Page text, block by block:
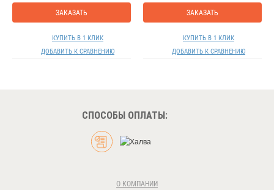
ЗАКАЗАТЬ
КУПИТЬ В 1 КЛИК
ДОБАВИТЬ К СРАВНЕНИЮ
ЗАКАЗАТЬ
КУПИТЬ В 1 КЛИК
ДОБАВИТЬ К СРАВНЕНИЮ
СПОСОБЫ ОПЛАТЫ:
О КОМПАНИИ